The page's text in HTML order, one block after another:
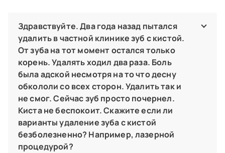
Здравствуйте. Два года назад пытался
удалить в частной клинике зуб с кистой.
От зуба на тот момент остался только
корень. Удалять ходил два раза. Боль
была адской несмотря на то что десну
обкололи со всех сторон. Удалить так и
не смог. Сейчас зуб просто почернел.
Киста не беспокоит. Скажите если ли
варианты удаление зуба с кистой
безболезненно? Например, лазерной
процедурой?